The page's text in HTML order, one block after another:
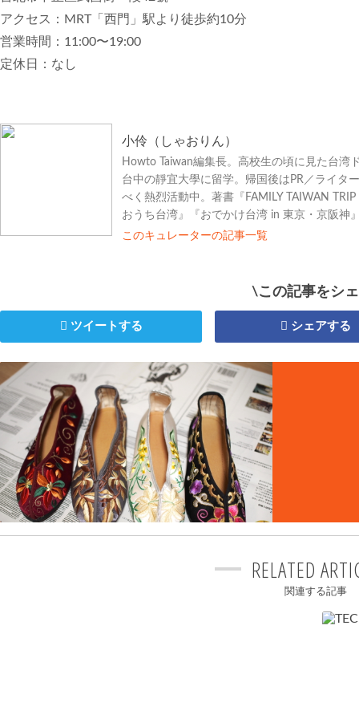
アクセス：MRT「西門」駅より徒歩約10分
営業時間：11:00〜19:00
定休日：なし
小伶（しゃおりん）
Howto Taiwan編集長。高校生の頃に見た台湾
台中の靜宜大學に留学。帰国後はPR／ライタ
べく熱烈活動中。著書『FAMILY TAIWAN
おうち台湾』『おでかけ台湾 in 東京・京阪神
このキュレーターの記事一覧
\この記事をシ
ツイートする シェアする
RELATED
関連する記事